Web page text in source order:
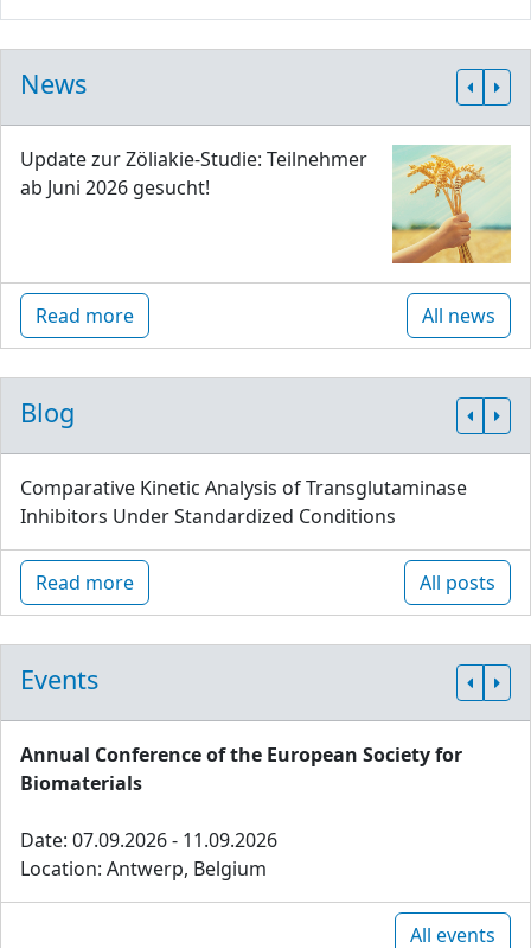
News
Update zur Zöliakie-Studie: Teilnehmer
ab Juni 2026 gesucht!
Read more All news
Blog
Comparative Kinetic Analysis of Transglutaminase
Inhibitors Under Standardized Conditions
Read more All posts
Events
Annual Conference of the European Society for
Biomaterials
Date: 07.09.2026 - 11.09.2026
Location: Antwerp, Belgium
All events